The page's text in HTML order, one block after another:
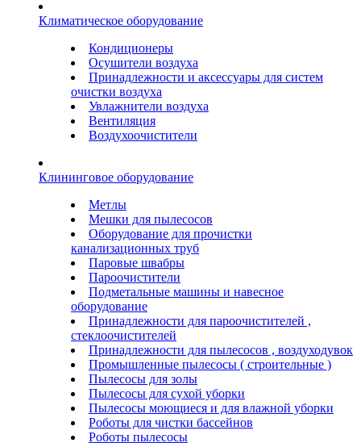
Климатическое оборудование
Кондиционеры
Осушители воздуха
Принадлежности и аксессуары для систем
очистки воздуха
Увлажнители воздуха
Вентиляция
Воздухоочистители
Клининговое оборудование
Метлы
Мешки для пылесосов
Оборудование для прочистки
канализационных труб
Паровые швабры
Пароочистители
Подметальные машины и навесное
оборудование
Принадлежности для пароочистителей ,
стеклоочистителей
Принадлежности для пылесосов , воздуходувок
Промышленные пылесосы ( строительные )
Пылесосы для золы
Пылесосы для сухой уборки
Пылесосы моющиеся и для влажной уборки
Роботы для чистки бассейнов
Роботы пылесосы